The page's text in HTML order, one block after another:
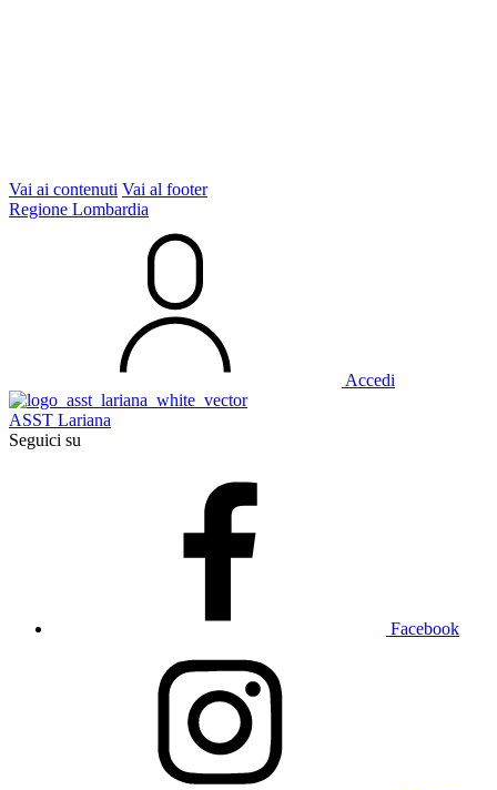
Vai ai contenuti Vai al footer
Regione Lombardia
Accedi
ASST Lariana
Seguici su
Facebook